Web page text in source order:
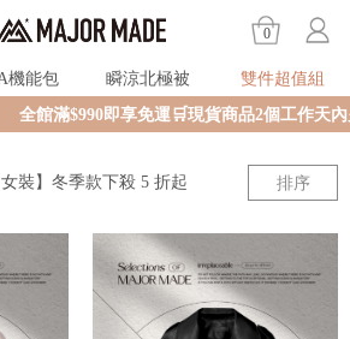
0
機能包 瞬涼北極被
雙件超值組
全館滿$990即享免運🛒現貨商品2個工作天內
女裝】冬季款下殺 5 折起 排序